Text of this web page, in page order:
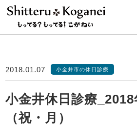
2018.01.07 小金井市の休日診療
小金井休日診療_2018
（祝・月）